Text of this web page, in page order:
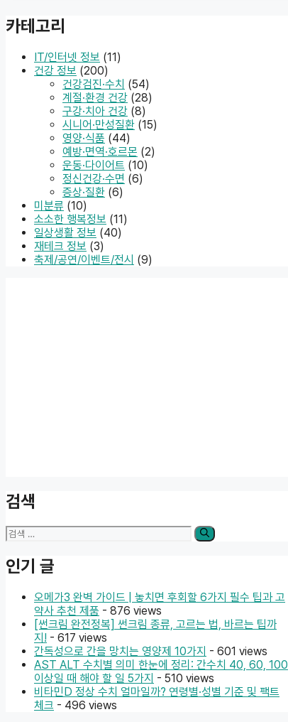
카테고리
IT/인터넷 정보 (11)
건강 정보 (200)
건강검진·수치 (54)
계절·환경 건강 (28)
구강·치아 건강 (8)
시니어·만성질환 (15)
영양·식품 (44)
예방·면역·호르몬 (2)
운동·다이어트 (10)
정신건강·수면 (6)
증상·질환 (6)
미분류 (10)
소소한 행복정보 (11)
일상생활 정보 (40)
재테크 정보 (3)
축제/공연/이벤트/전시 (9)
검색
검
색:
인기 글
오메가3 완벽 가이드 | 놓치면 후회할 6가지 필수 팁과 고
약사 추천 제품 - 876 views
[썬크림 완전정복] 썬크림 종류, 고르는 법, 바르는 팁까
지! - 617 views
간독성으로 간을 망치는 영양제 10가지 - 601 views
AST ALT 수치별 의미 한눈에 정리: 간수치 40, 60, 100
이상일 때 해야 할 일 5가지 - 510 views
비타민D 정상 수치 얼마일까? 연령별·성별 기준 및 팩트
체크 - 496 views